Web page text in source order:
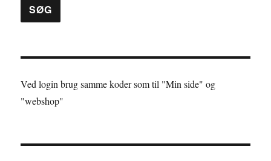
Ved login brug samme koder som til "Min side" og
"webshop"